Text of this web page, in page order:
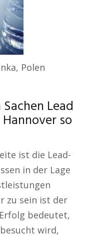
Polen
Lead
so
ist die Lead-
in der Lage
zu sein ist der
bedeutet,
wird,